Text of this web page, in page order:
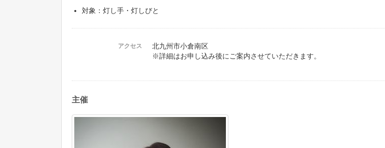
対象：灯し手・灯しびと
アクセス
北九州市小倉南区
※詳細はお申し込み後にご案内させていただきます。
主催